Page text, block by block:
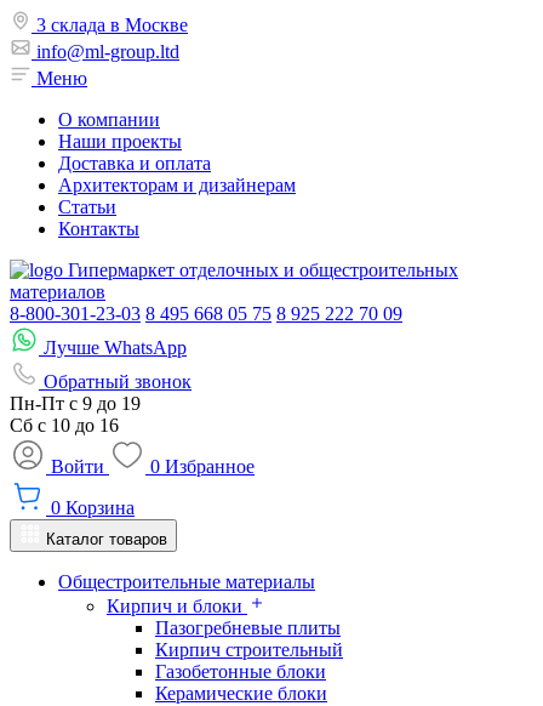
3 склада в Москве
info@ml-group.ltd
Меню
О компании
Наши проекты
Доставка и оплата
Архитекторам и дизайнерам
Статьи
Контакты
Гипермаркет отделочных и общестроительных
материалов
8-800-301-23-03 8 495 668 05 75 8 925 222 70 09
Лучше WhatsApp
Обратный звонок
Пн-Пт с 9 до 19
Сб с 10 до 16
Войти
0 Избранное
0 Корзина
Каталог товаров
Общестроительные материалы
Кирпич и блоки
Пазогребневые плиты
Кирпич строительный
Газобетонные блоки
Керамические блоки